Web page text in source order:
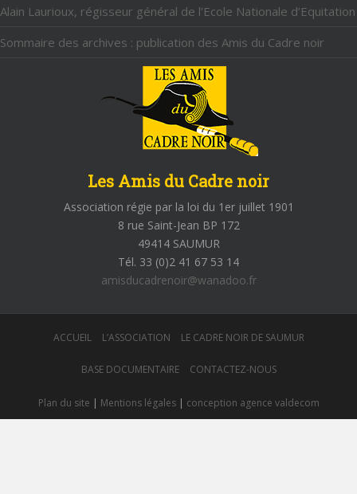
Alain Laurioux, régisseur général de l’Ecole Nationale d’Equitation
Sommaire des archives : publication des Amis du Cadre noir
Les Amis du Cadre noir
Association régie par la loi du 1er juillet 1901
8 rue Saint-Jean BP 172
49414 SAUMUR
Tél. 33 (0)2 41 67 53 14
amisducadrenoir@wanadoo.fr
ACCUEIL L’ASSOCIATION LE CADRE NOIR DE SAUMUR
BASE DOCUMENTAIRE CONTACTEZ-NOUS
Plan du site | Mentions légales| conception agence valdecom